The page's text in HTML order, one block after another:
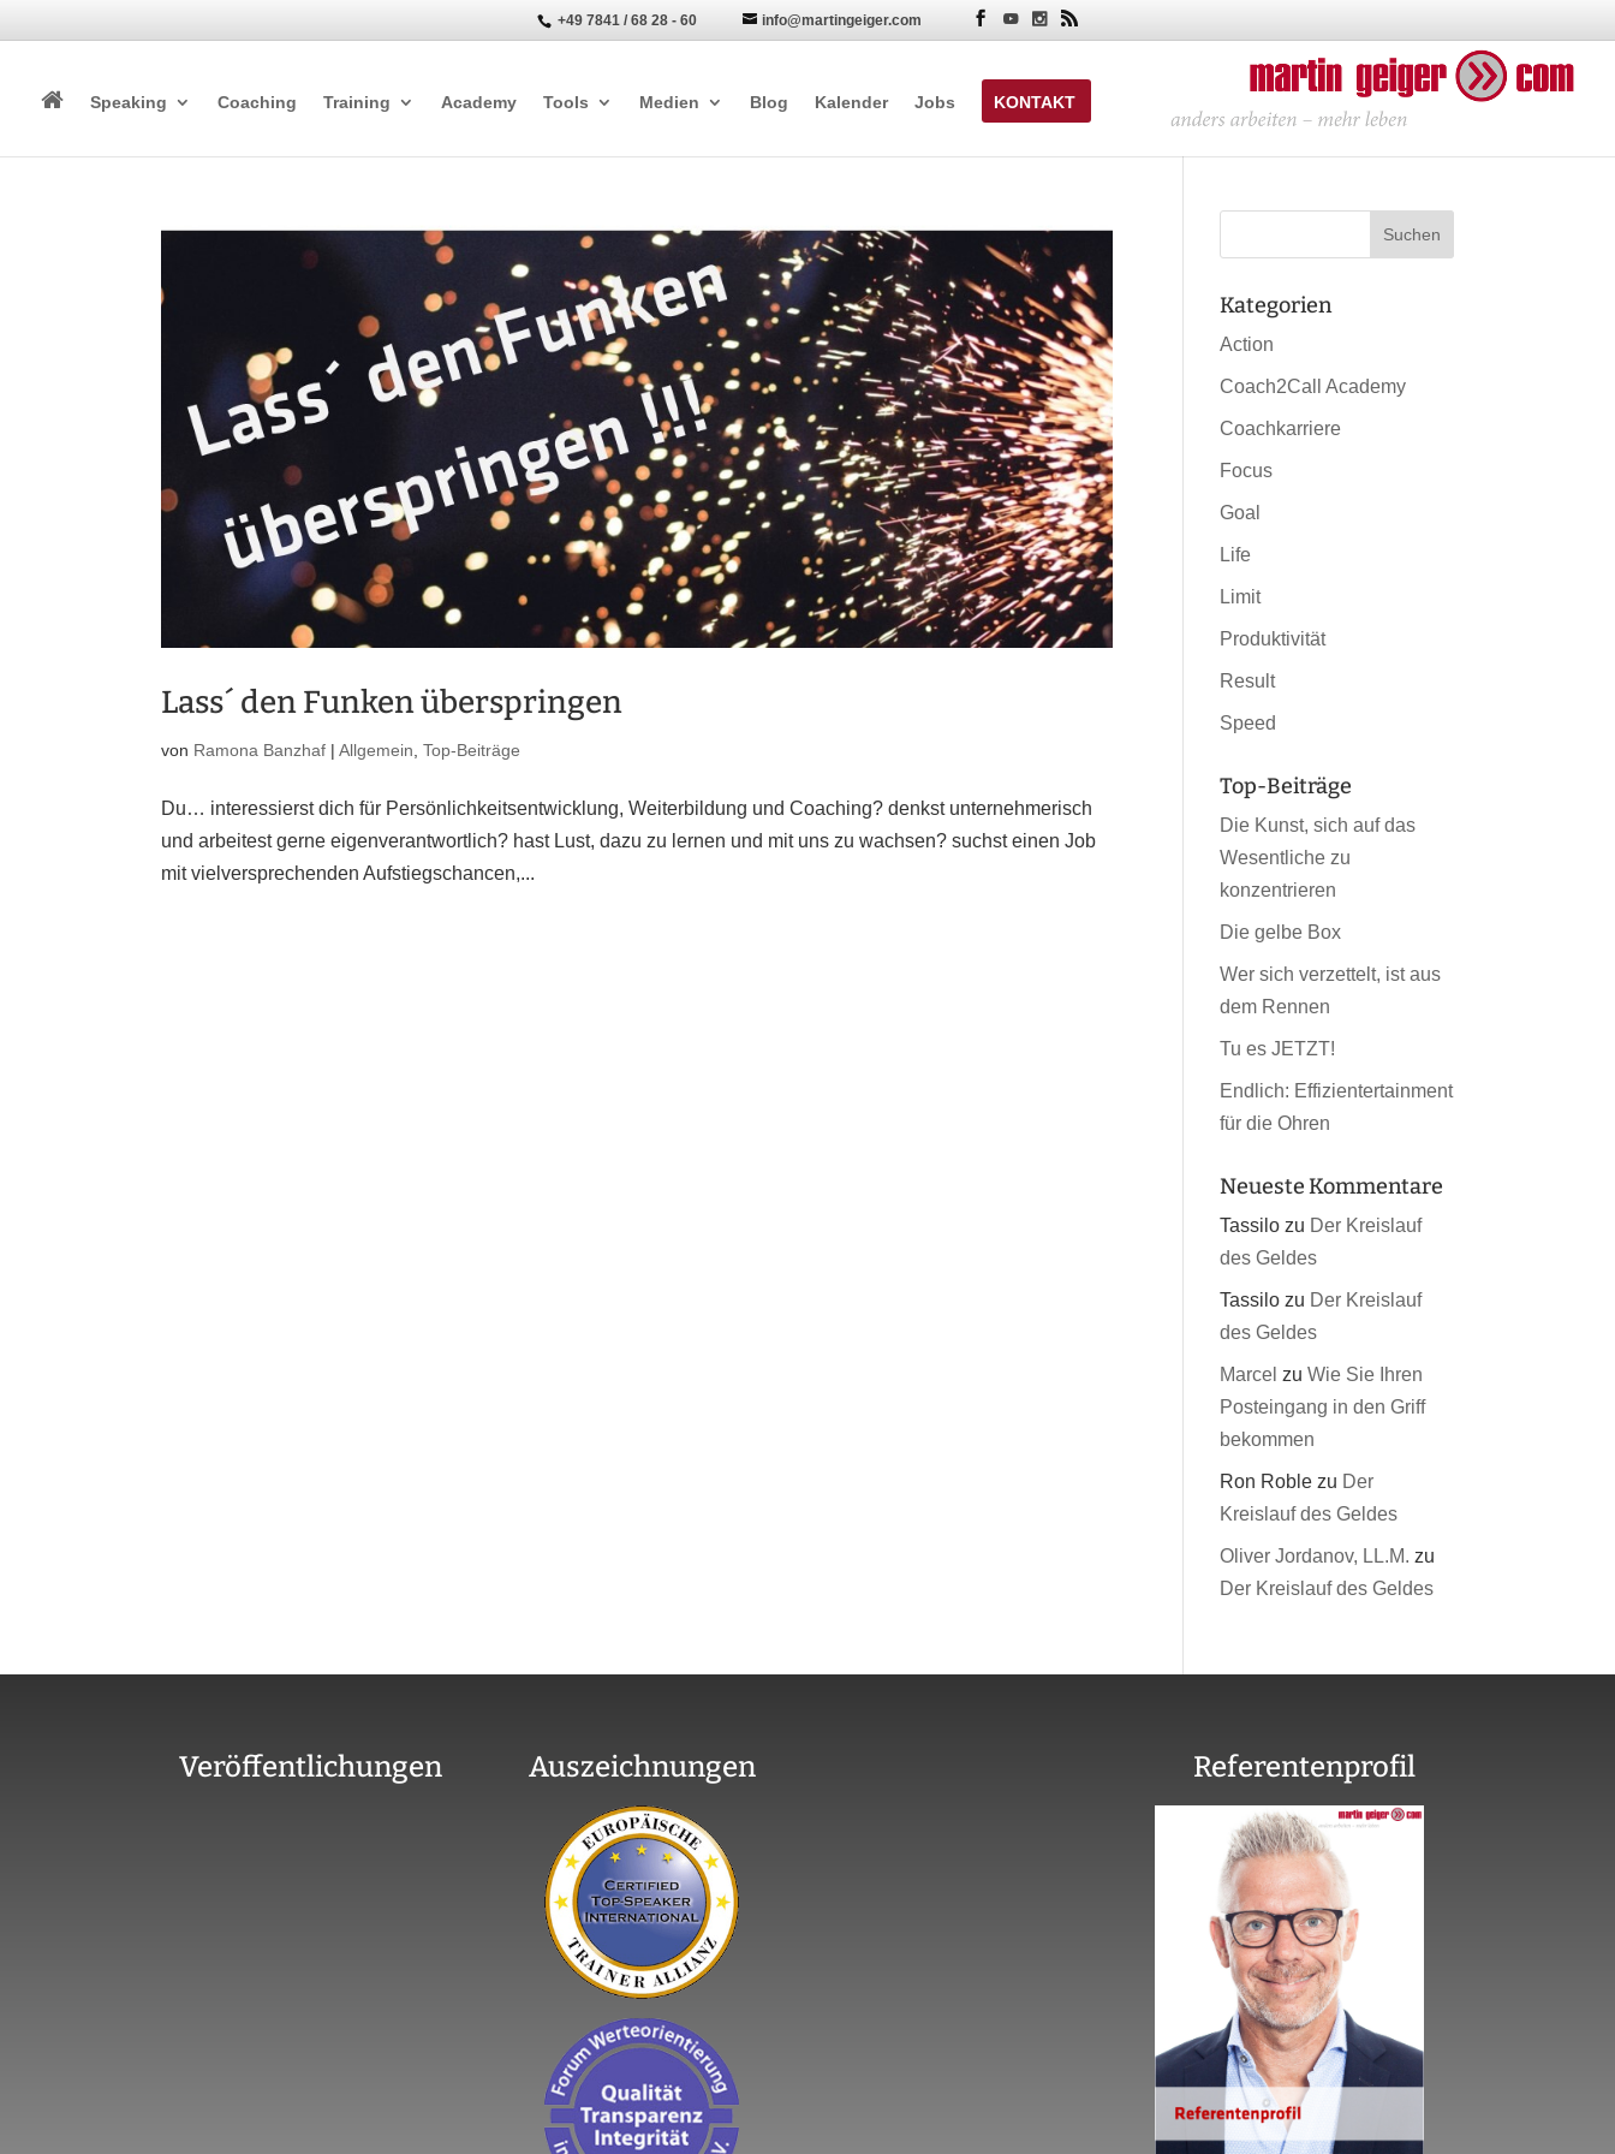
+49 7841 / 68 28 - 60 info@martingeiger.com  
Speaking Coaching Training Academy Tools Medien Blog Kalender Jobs KONTAKT
Lass´ den Funken überspringen
von Ramona Banzhaf |Allgemein,Top-Beiträge
Du… interessierst dich für Persönlichkeitsentwicklung, Weiterbildung und Coaching? denkst unternehmerisch
und arbeitest gerne eigenverantwortlich? hast Lust, dazu zu lernen und mit uns zu wachsen? suchst einen Job
mit vielversprechenden Aufstiegschancen,...
Kategorien
Action
Coach2Call Academy
Coachkarriere
Focus
Goal
Life
Limit
Produktivität
Result
Speed
Top-Beiträge
Die Kunst, sich auf das
Wesentliche zu
konzentrieren
Die gelbe Box
Wer sich verzettelt, ist aus
dem Rennen
Tu es JETZT!
Endlich: Effizientertainment
für die Ohren
Neueste Kommentare
Tassilo zu Der Kreislauf
des Geldes
Tassilo zu Der Kreislauf
des Geldes
Marcel zuWie Sie Ihren
Posteingang in den Griff
bekommen
Ron Roble zu Der
Kreislauf des Geldes
Oliver Jordanov, LL.M. zu
Der Kreislauf des Geldes
Veröffentlichungen Auszeichnungen Referentenprofil